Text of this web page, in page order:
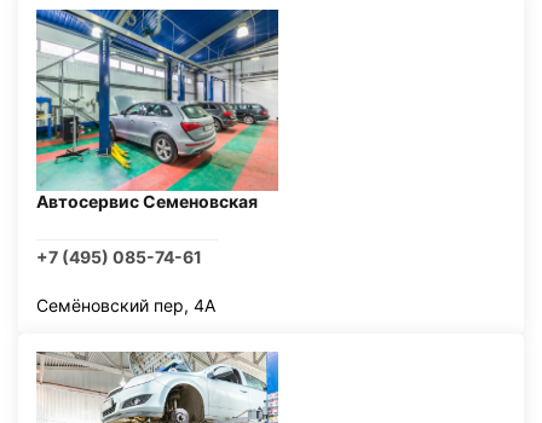
Автосервис Семеновская
+7 (495) 085-74-61
Семёновский пер, 4А